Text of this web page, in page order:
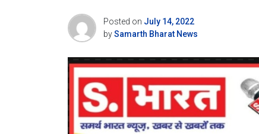
Posted on July 14, 2022
bySamarth Bharat News